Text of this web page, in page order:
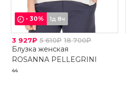
-30% 1д 8ч
3 927₽ 5 610₽ 18 700₽
Блузка женская
ROSANNA PELLEGRINI
44